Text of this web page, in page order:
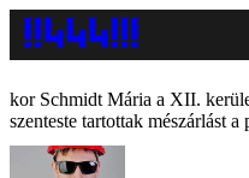
Schmidt Mária a XII.
szenteste tartottak mészárlást a